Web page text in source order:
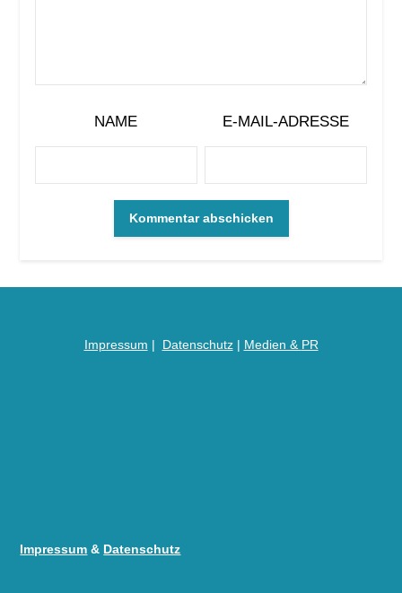
NAME E-MAIL-ADRESSE
Impressum | Datenschutz| Medien & PR
Impressum & Datenschutz